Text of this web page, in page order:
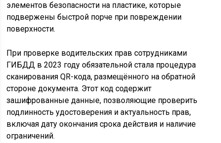
элементов безопасности на пластике, которые
подвержены быстрой порче при повреждении
поверхности.
При проверке водительских прав сотрудниками
ГИБДД в 2023 году обязательной стала процедура
сканирования QR-кода, размещённого на обратной
стороне документа. Этот код содержит
зашифрованные данные, позволяющие проверить
подлинность удостоверения и актуальность прав,
включая дату окончания срока действия и наличие
ограничений.